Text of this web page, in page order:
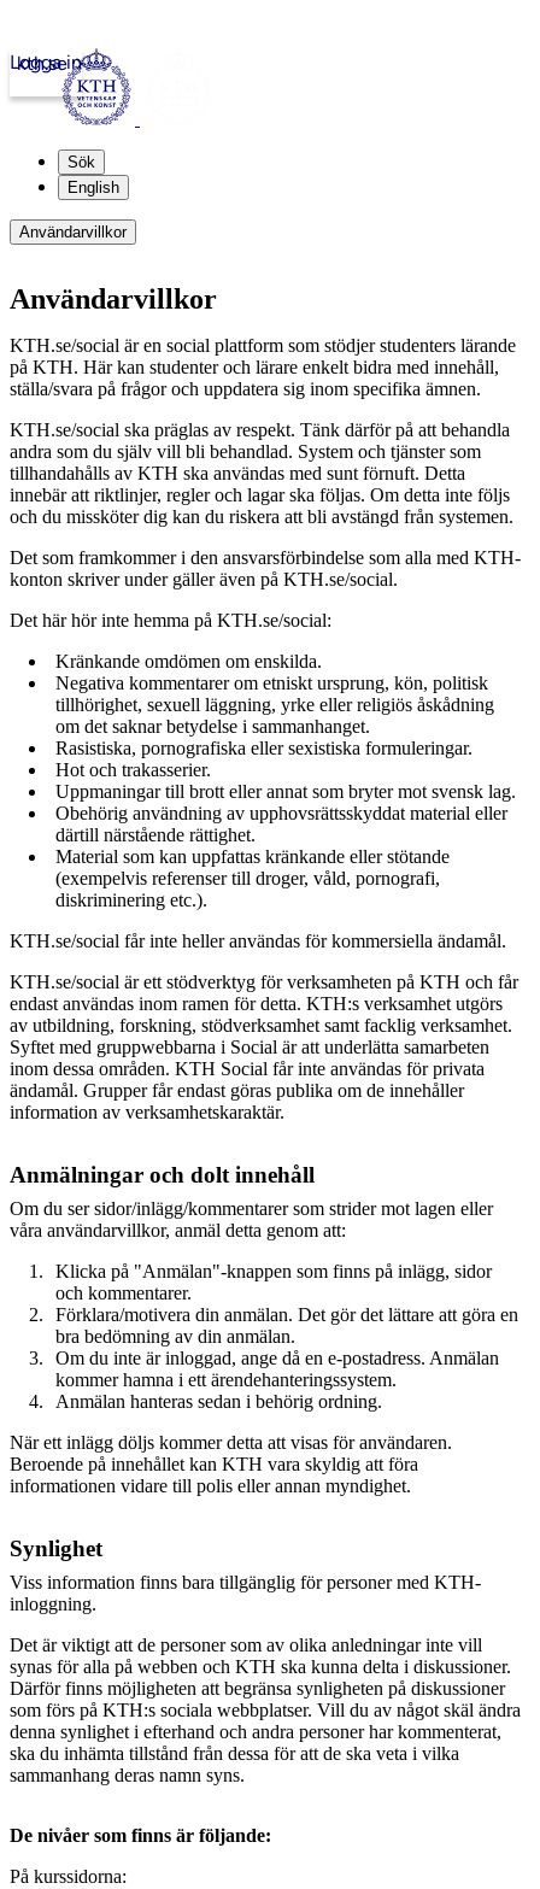
kth.se
Logga in
Sök
English
Användarvillkor
Användarvillkor
KTH.se/social är en social plattform som stödjer studenters lärande
på KTH. Här kan studenter och lärare enkelt bidra med innehåll,
ställa/svara på frågor och uppdatera sig inom specifika ämnen.
KTH.se/social ska präglas av respekt. Tänk därför på att behandla
andra som du själv vill bli behandlad. System och tjänster som
tillhandahålls av KTH ska användas med sunt förnuft. Detta
innebär att riktlinjer, regler och lagar ska följas. Om detta inte följs
och du missköter dig kan du riskera att bli avstängd från systemen.
Det som framkommer i den ansvarsförbindelse som alla med KTH-
konton skriver under gäller även på KTH.se/social.
Det här hör inte hemma på KTH.se/social:
Kränkande omdömen om enskilda.
Negativa kommentarer om etniskt ursprung, kön, politisk
tillhörighet, sexuell läggning, yrke eller religiös åskådning
om det saknar betydelse i sammanhanget.
Rasistiska, pornografiska eller sexistiska formuleringar.
Hot och trakasserier.
Uppmaningar till brott eller annat som bryter mot svensk lag.
Obehörig användning av upphovsrättsskyddat material eller
därtill närstående rättighet.
Material som kan uppfattas kränkande eller stötande
(exempelvis referenser till droger, våld, pornografi,
diskriminering etc.).
KTH.se/social får inte heller användas för kommersiella ändamål.
KTH.se/social är ett stödverktyg för verksamheten på KTH och får
endast användas inom ramen för detta. KTH:s verksamhet utgörs
av utbildning, forskning, stödverksamhet samt facklig verksamhet.
Syftet med gruppwebbarna i Social är att underlätta samarbeten
inom dessa områden. KTH Social får inte användas för privata
ändamål. Grupper får endast göras publika om de innehåller
information av verksamhetskaraktär.
Anmälningar och dolt innehåll
Om du ser sidor/inlägg/kommentarer som strider mot lagen eller
våra användarvillkor, anmäl detta genom att:
Klicka på "Anmälan"-knappen som finns på inlägg, sidor
och kommentarer.
Förklara/motivera din anmälan. Det gör det lättare att göra en
bra bedömning av din anmälan.
Om du inte är inloggad, ange då en e-postadress. Anmälan
kommer hamna i ett ärendehanteringssystem.
Anmälan hanteras sedan i behörig ordning.
När ett inlägg döljs kommer detta att visas för användaren.
Beroende på innehållet kan KTH vara skyldig att föra
informationen vidare till polis eller annan myndighet.
Synlighet
Viss information finns bara tillgänglig för personer med KTH-
inloggning.
Det är viktigt att de personer som av olika anledningar inte vill
synas för alla på webben och KTH ska kunna delta i diskussioner.
Därför finns möjligheten att begränsa synligheten på diskussioner
som förs på KTH:s sociala webbplatser. Vill du av något skäl ändra
denna synlighet i efterhand och andra personer har kommenterat,
ska du inhämta tillstånd från dessa för att de ska veta i vilka
sammanhang deras namn syns.
De nivåer som finns är följande:
På kurssidorna: